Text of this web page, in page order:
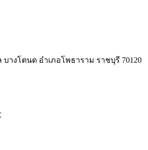
บางโตนด อำเภอโพธาราม ราชบุรี 70120